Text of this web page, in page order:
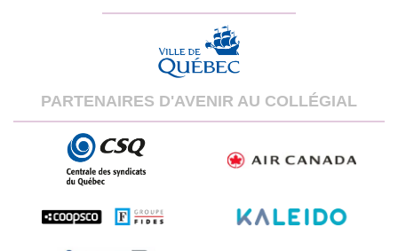
PARTENAIRES D'AVENIR AU COLLÉGIAL